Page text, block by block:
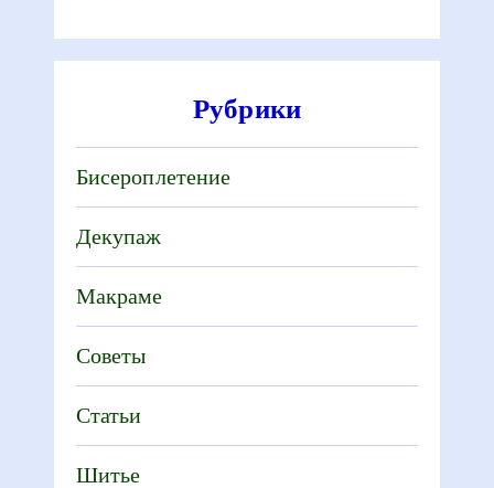
Рубрики
Бисероплетение
Декупаж
Макраме
Советы
Статьи
Шитье